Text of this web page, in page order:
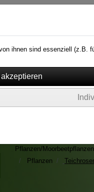
Pflanzen/
Pflanzen
ihnen sind essenziell (z.B.